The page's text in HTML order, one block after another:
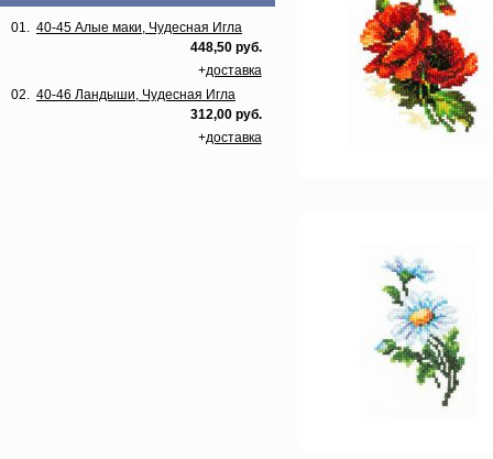
01. 40-45 Алые маки, Чудесная Игла
448,50 руб.
+доставка
02. 40-46 Ландыши, Чудесная Игла
312,00 руб.
+доставка